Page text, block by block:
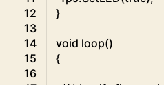
12
13
14
15
16
}
void loop()
{